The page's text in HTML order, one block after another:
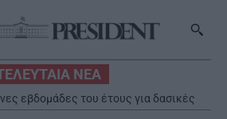
ΝΕΑ
εβδομάδες του έτους για δασικές
πυρκαγιές